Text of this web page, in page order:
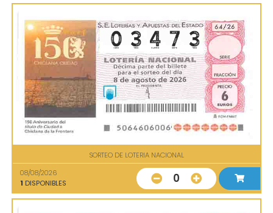
SORTEO DE LOTERIA NACIONAL
08/08/2026
1 DISPONIBLES 0